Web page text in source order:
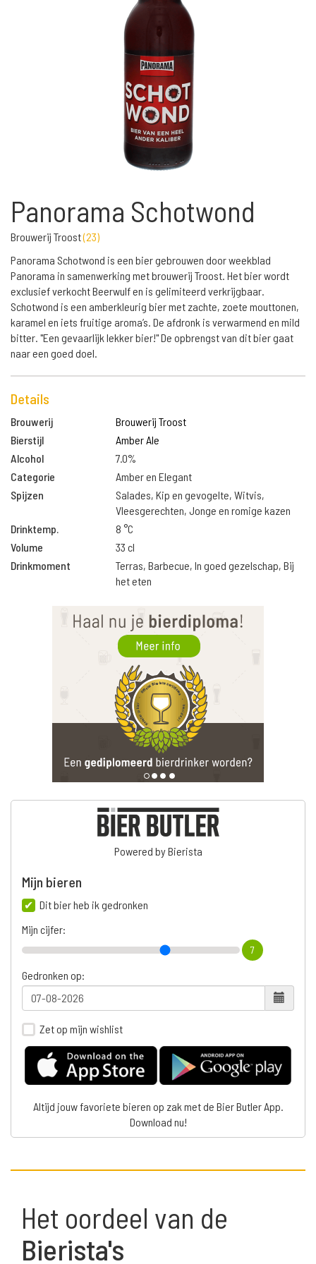
Panorama Schotwond
Brouwerij Troost(23)
Panorama Schotwond is een bier gebrouwen door weekblad
Panorama in samenwerking met brouwerij Troost. Het bier wordt
exclusief verkocht Beerwulf en is gelimiteerd verkrijgbaar.
Schotwond is een amberkleurig bier met zachte, zoete mouttonen,
karamel en iets fruitige aroma’s. De afdronk is verwarmend en mild
bitter. "Een gevaarlijk lekker bier!" De opbrengst van dit bier gaat
naar een goed doel.
Details
Brouwerij
Brouwerij Troost
Bierstijl
Amber Ale
Alcohol
7.0%
Categorie
Amber en Elegant
Spijzen
Salades, Kip en gevogelte, Witvis,
Vleesgerechten, Jonge en romige kazen
Drinktemp.
8 °C
Volume
33 cl
Drinkmoment
Terras, Barbecue, In goed gezelschap, Bij
het eten
Powered by Bierista
Mijn bieren
Dit bier heb ik gedronken
Mijn cijfer:
7
Gedronken op:
Zet op mijn wishlist
Altijd jouw favoriete bieren op zak met de Bier Butler App.
Download nu!
Het oordeel van de
Bierista's